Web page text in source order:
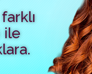
ile